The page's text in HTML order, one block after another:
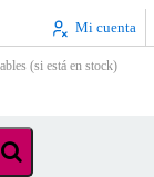
Mi cuenta
(si está en stock)